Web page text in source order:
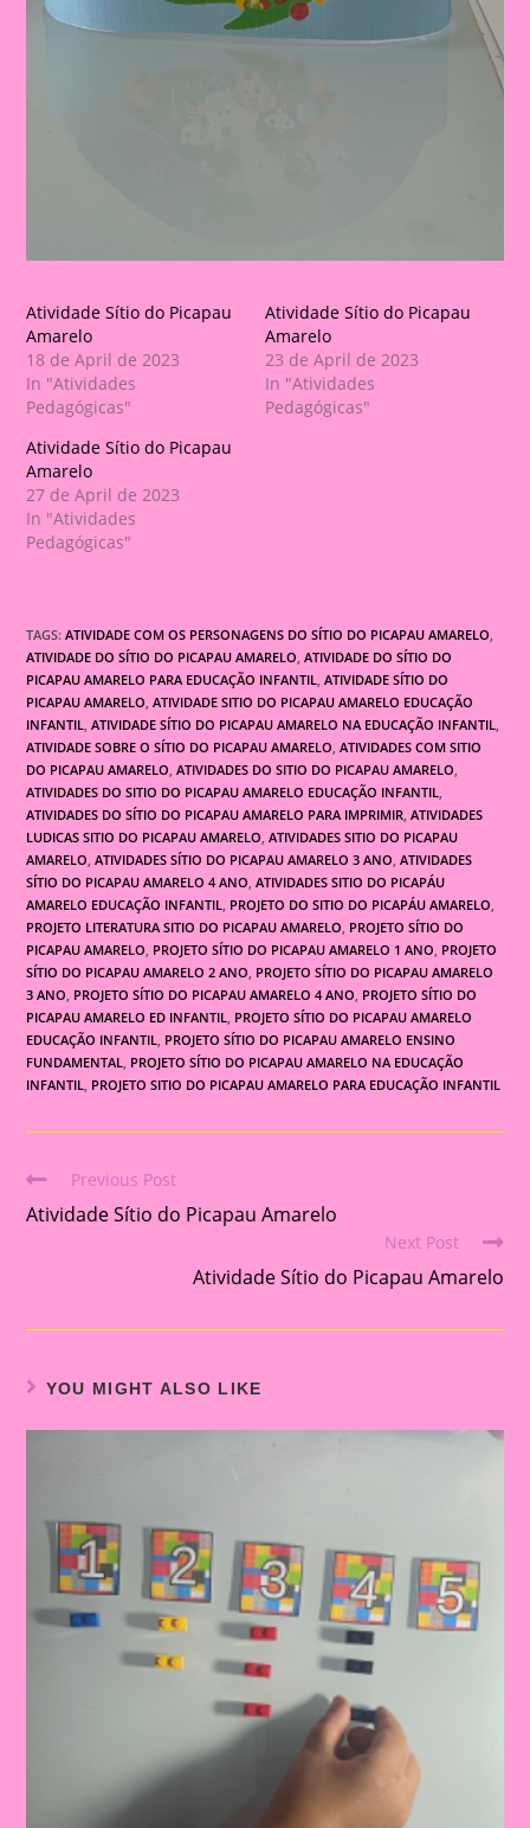
Atividade Sítio do Picapau
Amarelo
18 de April de 2023
In "Atividades
Pedagógicas"
Atividade Sítio do Picapau
Amarelo
23 de April de 2023
In "Atividades
Pedagógicas"
Atividade Sítio do Picapau
Amarelo
27 de April de 2023
In "Atividades
Pedagógicas"
TAGS:ATIVIDADE COM OS PERSONAGENS DO SÍTIO DO PICAPAU AMARELO
ATIVIDADE DO SÍTIO DO PICAPAU AMARELO ATIVIDADE DO SÍTIO DO
PICAPAU AMARELO PARA EDUCAÇÃO INFANTIL ATIVIDADE SÍTIO DO
PICAPAU AMARELO ATIVIDADE SITIO DO PICAPAU AMARELO EDUCAÇÃO
INFANTIL ATIVIDADE SÍTIO DO PICAPAU AMARELO NA EDUCAÇÃO INFANTIL
ATIVIDADE SOBRE O SÍTIO DO PICAPAU AMARELO ATIVIDADES COM SITIO
DO PICAPAU AMARELO ATIVIDADES DO SITIO DO PICAPAU AMARELO
ATIVIDADES DO SITIO DO PICAPAU AMARELO EDUCAÇÃO INFANTIL
ATIVIDADES DO SÍTIO DO PICAPAU AMARELO PARA IMPRIMIR ATIVIDADES
LUDICAS SITIO DO PICAPAU AMARELO ATIVIDADES SITIO DO PICAPAU
AMARELO ATIVIDADES SÍTIO DO PICAPAU AMARELO 3 ANO ATIVIDADES
SÍTIO DO PICAPAU AMARELO 4 ANO ATIVIDADES SITIO DO PICAPÁU
AMARELO EDUCAÇÃO INFANTIL PROJETO DO SITIO DO PICAPÁU AMARELO
PROJETO LITERATURA SITIO DO PICAPAU AMARELO PROJETO SÍTIO DO
PICAPAU AMARELO PROJETO SÍTIO DO PICAPAU AMARELO 1 ANO PROJETO
SÍTIO DO PICAPAU AMARELO 2 ANO PROJETO SÍTIO DO PICAPAU AMARELO
3 ANO PROJETO SÍTIO DO PICAPAU AMARELO 4 ANO PROJETO SÍTIO DO
PICAPAU AMARELO ED INFANTIL PROJETO SÍTIO DO PICAPAU AMARELO
EDUCAÇÃO INFANTIL PROJETO SÍTIO DO PICAPAU AMARELO ENSINO
FUNDAMENTAL PROJETO SÍTIO DO PICAPAU AMARELO NA EDUCAÇÃO
INFANTIL PROJETO SITIO DO PICAPAU AMARELO PARA EDUCAÇÃO INFANTIL
Read
more
Previous Post
Atividade Sítio do Picapau Amarelo
Next Post
Atividade Sítio do Picapau Amarelo
YOU MIGHT ALSO LIKE